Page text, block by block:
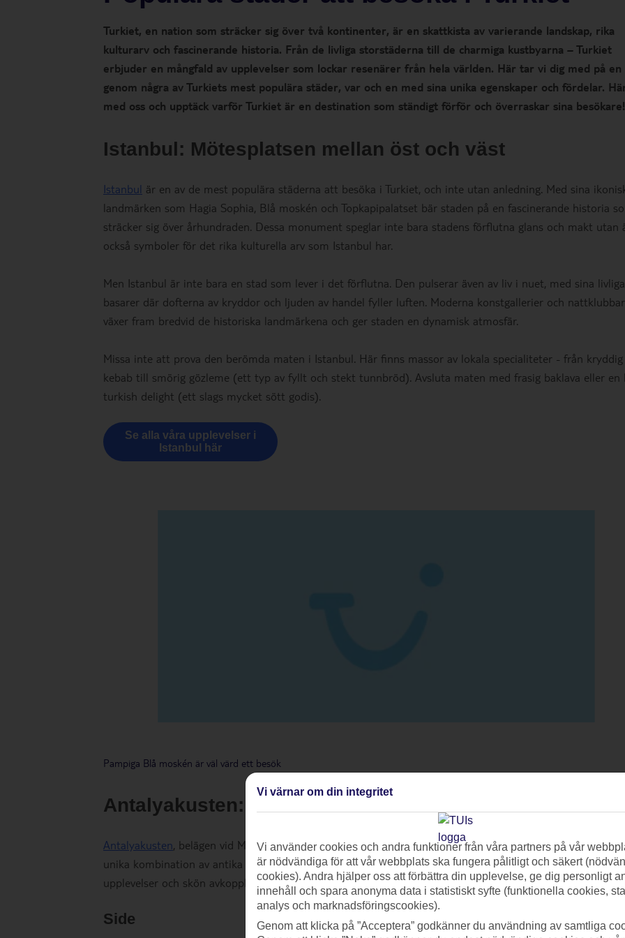
Turkiet, en nation som sträcker sig över två kontinenter, är en skattkista av varierande landskap, rika
kulturarv och fascinerande historia. Från de livliga storstäderna till de charmiga kustbyarna – Turkiet
erbjuder en mångfald av upplevelser som lockar resenärer från hela världen. Här tar vi dig med på en
genom några av Turkiets mest populära städer, var och en med sina unika egenskaper och fördelar.
med oss och upptäck varför Turkiet är en destination som ständigt förför och överraskar sina besökare!
Istanbul: Mötesplatsen mellan öst och väst
Istanbul är en av de mest populära städerna att besöka i Turkiet, och inte utan anledning. Med sina
landmärken som Hagia Sophia, Blå moskén och Topkapipalatset bär staden på en fascinerande historia
sträcker sig över århundraden. Dessa monument speglar inte bara stadens förflutna glans och makt utan
också symboler för det rika kulturella arv som Istanbul har.
Men Istanbul är inte bara en stad som lever i det förflutna. Den pulserar även av liv i nuet, med sina livliga
basarer där dofterna av kryddor och ljuden av handel fyller luften. Moderna konstgallerier och nattklubbar
växer fram bredvid de historiska landmärkena och ger staden en dynamisk atmosfär.
Missa inte att prova den berömda maten i Istanbul. Här finns massor av lokala specialiteter - från kryddig
kebab till smörig gözleme (ett typ av fyllt och stekt tunnbröd). Avsluta maten med frasig baklava eller en
turkish delight (ett slags mycket sött godis).
Se alla våra upplevelser i
Istanbul här
Pampiga Blå moskén är väl värd ett besök
Antalyakusten: Antika ruiner och vackra stränder
Antalyakusten, belägen vid Medelhavets stränder, är ett av Turkiets mest populära turistområden, känt
unika kombination av antika ruiner och vackra stränder. Denna kuststräcka erbjuder besökare både
upplevelser och skön avkoppling i solen. Två av de mest populära städerna är charmiga Side och livliga
Side
Vi värnar om din integritet
Vi använder cookies och andra funktioner från våra partners på vår
är nödvändiga för att vår webbplats ska fungera pålitligt och säkert
cookies). Andra hjälper oss att förbättra din upplevelse, ge dig personligt
innehåll och spara anonyma data i statistiskt syfte (funktionella cookies,
analys och marknadsföringscookies).
Genom att klicka på ”Acceptera” godkänner du användning av samtliga